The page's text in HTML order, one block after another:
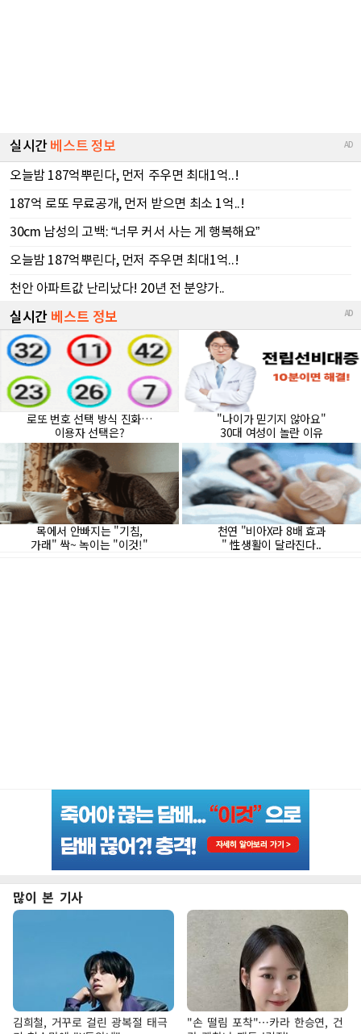
많이 본 기사
김희철, 거꾸로 걸린 광복절 태극
"손 떨림 포착"…카라 한승연, 건